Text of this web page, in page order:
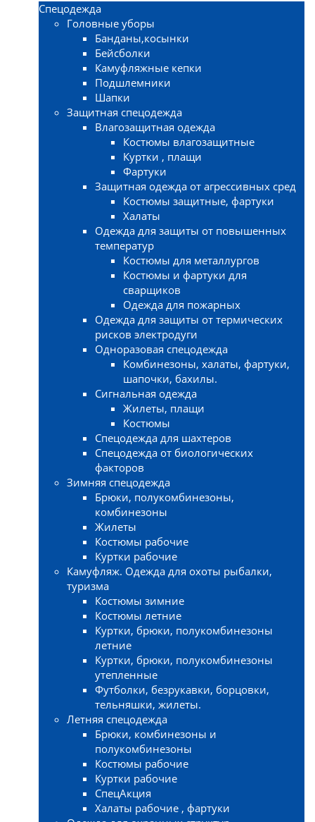
Спецодежда
Головные уборы
Банданы,косынки
Бейсболки
Камуфляжные кепки
Подшлемники
Шапки
Защитная спецодежда
Влагозащитная одежда
Костюмы влагозащитные
Куртки , плащи
Фартуки
Защитная одежда от агрессивных сред
Костюмы защитные, фартуки
Халаты
Одежда для защиты от повышенных
температур
Костюмы для металлургов
Костюмы и фартуки для
сварщиков
Одежда для пожарных
Одежда для защиты от термических
рисков электродуги
Одноразовая спецодежда
Комбинезоны, халаты, фартуки,
шапочки, бахилы.
Сигнальная одежда
Жилеты, плащи
Костюмы
Спецодежда для шахтеров
Спецодежда от биологических
факторов
Зимняя спецодежда
Брюки, полукомбинезоны,
комбинезоны
Жилеты
Костюмы рабочие
Куртки рабочие
Камуфляж. Одежда для охоты рыбалки,
туризма
Костюмы зимние
Костюмы летние
Куртки, брюки, полукомбинезоны
летние
Куртки, брюки, полукомбинезоны
утепленные
Футболки, безрукавки, борцовки,
тельняшки, жилеты.
Летняя спецодежда
Брюки, комбинезоны и
полукомбинезоны
Костюмы рабочие
Куртки рабочие
СпецАкция
Халаты рабочие , фартуки